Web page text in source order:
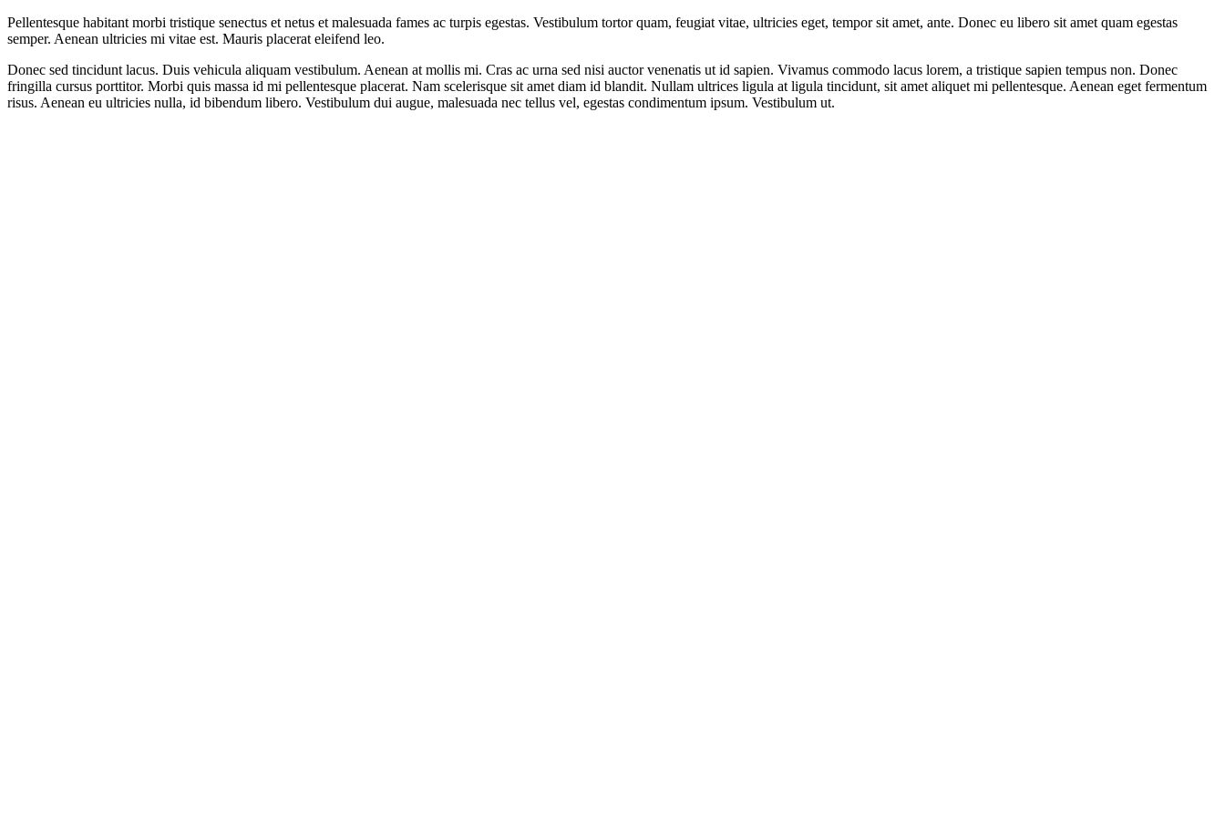
Pellentesque habitant morbi tristique senectus et netus et malesuada fames ac turpis egestas. Vestibulum tortor quam, feugiat vitae, ultricies eget, tempor sit amet, ante. Donec eu libero sit amet quam egestas
semper. Aenean ultricies mi vitae est. Mauris placerat eleifend leo.
Donec sed tincidunt lacus. Duis vehicula aliquam vestibulum. Aenean at mollis mi. Cras ac urna sed nisi auctor venenatis ut id sapien. Vivamus commodo lacus lorem, a tristique sapien tempus non. Donec
fringilla cursus porttitor. Morbi quis massa id mi pellentesque placerat. Nam scelerisque sit amet diam id blandit. Nullam ultrices ligula at ligula tincidunt, sit amet aliquet mi pellentesque. Aenean eget fermentum
risus. Aenean eu ultricies nulla, id bibendum libero. Vestibulum dui augue, malesuada nec tellus vel, egestas condimentum ipsum. Vestibulum ut.